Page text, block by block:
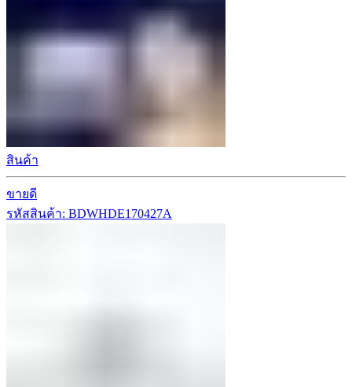
สินค้า
ขายดี
รหัสสินค้า: BDWHDE170427A